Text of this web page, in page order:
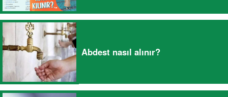
Abdest nasıl alınır?